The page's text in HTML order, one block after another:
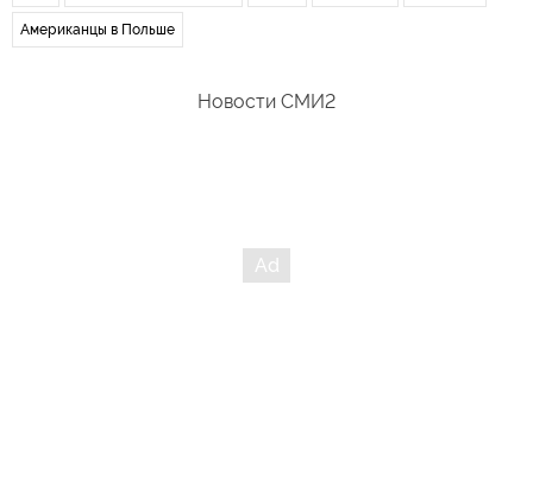
Американцы в Польше
Новости СМИ2